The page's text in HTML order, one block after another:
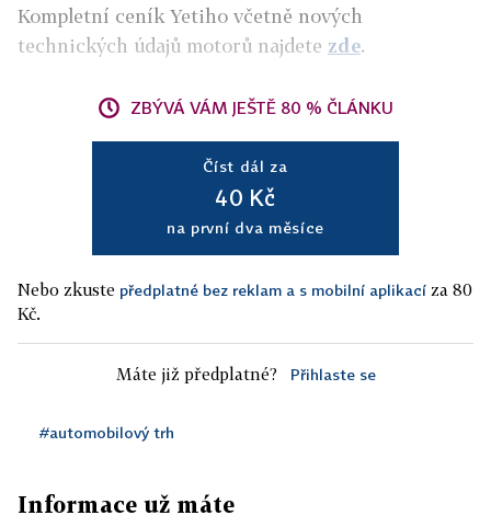
Kompletní ceník Yetiho včetně nových
technických údajů motorů najdete zde.
ZBÝVÁ VÁM JEŠTĚ 80 % ČLÁNKU
Číst dál za
40 Kč
na první dva měsíce
Nebo zkuste předplatné bez reklam a s mobilní aplikací za 80
Kč.
Máte již předplatné? Přihlaste se
#automobilový trh
Informace už máte